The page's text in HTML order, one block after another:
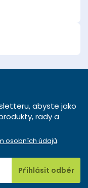
abyste jako
rady a
osobních údajů.
Přihlásit odběr